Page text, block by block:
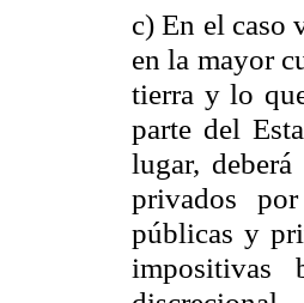
c) En el caso
en la mayor
tierra y lo
parte del
lugar,
privados
públicas y
impositivas